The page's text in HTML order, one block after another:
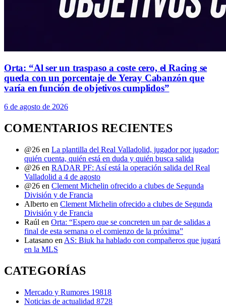
Orta: “Al ser un traspaso a coste cero, el Racing se
queda con un porcentaje de Yeray Cabanzón que
varía en función de objetivos cumplidos”
6 de agosto de 2026
COMENTARIOS RECIENTES
@26 en La plantilla del Real Valladolid, jugador por jugador:
quién cuenta, quién está en duda y quién busca salida
@26 en RADAR PF: Así está la operación salida del Real
Valladolid a 4 de agosto
@26 en Clement Michelin ofrecido a clubes de Segunda
División y de Francia
Alberto en Clement Michelin ofrecido a clubes de Segunda
División y de Francia
Raúl en Orta: “Espero que se concreten un par de salidas a
final de esta semana o el comienzo de la próxima”
Latasano en AS: Biuk ha hablado con compañeros que jugará
en la MLS
CATEGORÍAS
Mercado y Rumores 19818
Noticias de actualidad 8728